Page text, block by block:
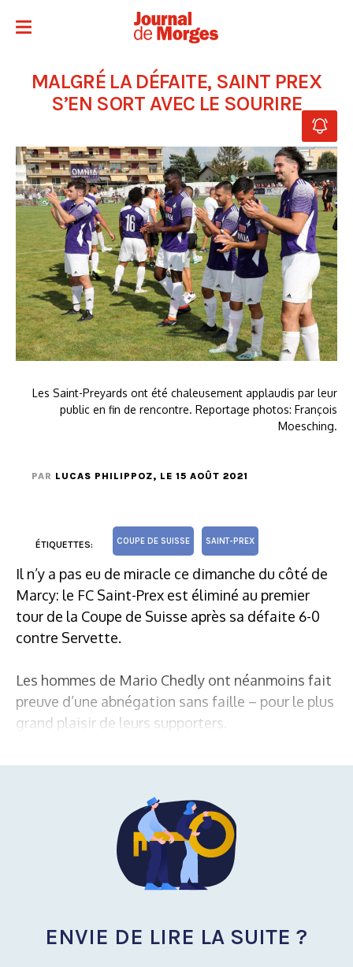
MALGRÉ LA DÉFAITE, SAINT PREX
S’EN SORT AVEC LE SOURIRE
Les Saint-Preyards ont été chaleusement applaudis par leur
public en fin de rencontre. Reportage photos: François
Moesching.
PAR LUCAS PHILIPPOZ, LE 15 AOÛT 2021
ÉTIQUETTES: COUPE DE SUISSE SAINT-PREX
Il n’y a pas eu de miracle ce dimanche du côté de
Marcy: le FC Saint-Prex est éliminé au premier
tour de la Coupe de Suisse après sa défaite 6-0
contre Servette.
Les hommes de Mario Chedly ont néanmoins fait
preuve d’une abnégation sans faille – pour le plus
grand plaisir de leurs supporters.
ENVIE DE LIRE LA SUITE ?